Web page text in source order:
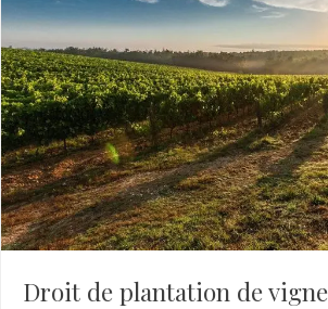
Droit de plantation de vigne